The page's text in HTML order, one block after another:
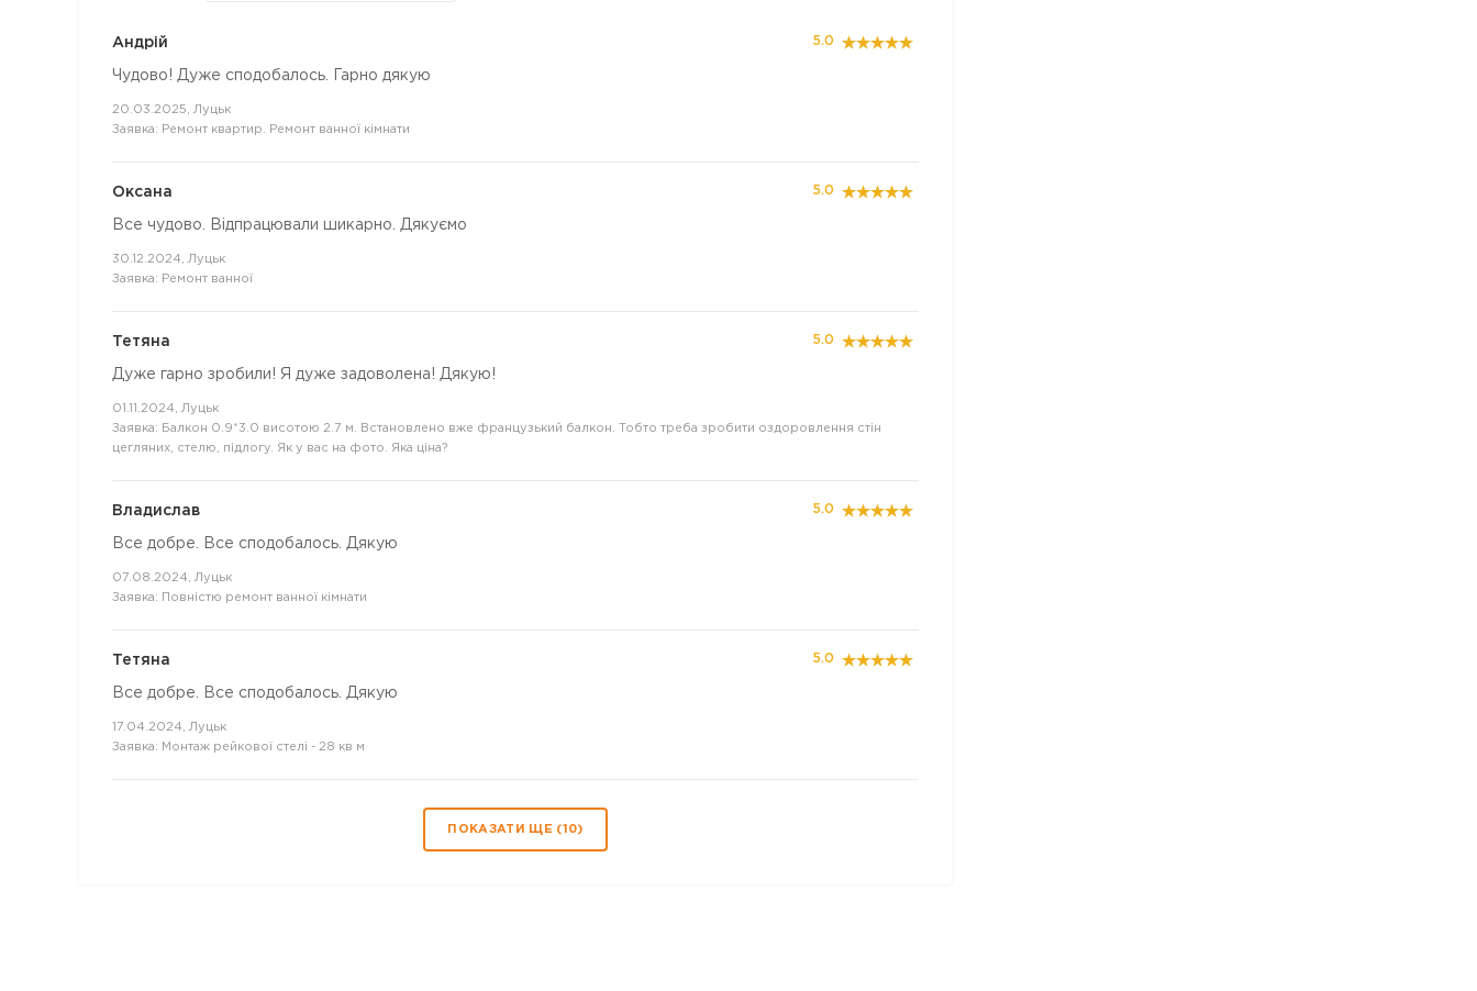
Андрій 5.0
Чудово! Дуже сподобалось. Гарно дякую
20.03.2025, Луцьк
Заявка: Ремонт квартир. Ремонт ванної кімнати
Оксана 5.0
Все чудово. Відпрацювали шикарно. Дякуємо
30.12.2024, Луцьк
Заявка: Ремонт ванної
Тетяна 5.0
Дуже гарно зробили! Я дуже задоволена! Дякую!
01.11.2024, Луцьк
Заявка: Балкон 0.9*3.0 висотою 2.7 м. Встановлено вже французький балкон. Тобто треба зробити оздоровлення стін
цегляних, стелю, підлогу. Як у вас на фото. Яка ціна?
Владислав 5.0
Все добре. Все сподобалось. Дякую
07.08.2024, Луцьк
Заявка: Повністю ремонт ванної кімнати
Тетяна 5.0
Все добре. Все сподобалось. Дякую
17.04.2024, Луцьк
Заявка: Монтаж рейкової стелі - 28 кв м
ПОКАЗАТИ ЩЕ (10)